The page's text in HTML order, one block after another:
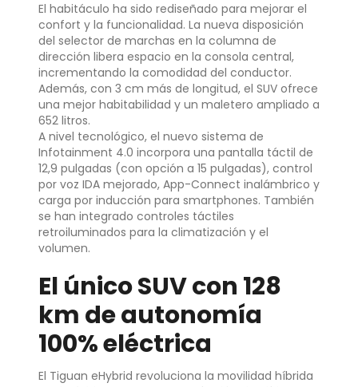
El habitáculo ha sido rediseñado para mejorar el
confort y la funcionalidad. La nueva disposición
del selector de marchas en la columna de
dirección libera espacio en la consola central,
incrementando la comodidad del conductor.
Además, con 3 cm más de longitud, el SUV ofrece
una mejor habitabilidad y un maletero ampliado a
652 litros.
A nivel tecnológico, el nuevo sistema de
Infotainment 4.0 incorpora una pantalla táctil de
12,9 pulgadas (con opción a 15 pulgadas), control
por voz IDA mejorado, App-Connect inalámbrico y
carga por inducción para smartphones. También
se han integrado controles táctiles
retroiluminados para la climatización y el
volumen.
El único SUV con 128
km de autonomía
100% eléctrica
El Tiguan eHybrid revoluciona la movilidad híbrida